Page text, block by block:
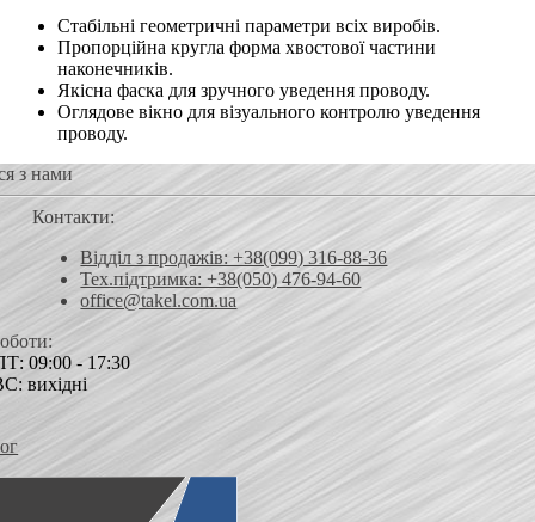
Стабільні геометричні параметри всіх виробів.
Пропорційна кругла форма хвостової частини
наконечників.
Якісна фаска для зручного уведення проводу.
Оглядове вікно для візуального контролю уведення
проводу.
з нами
Контакти:
Відділ з продажів: +38(099) 316-88-36
Тех.підтримка: +38(050) 476-94-60
office@takel.com.ua
09:00 - 17:30
вихідні